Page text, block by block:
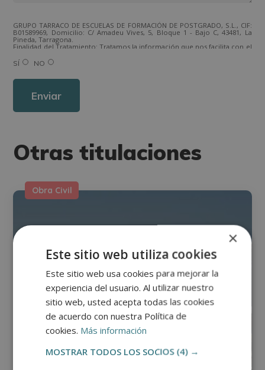
GRUPO TARRACO DE ESCUELAS DE FORMACIÓN DE POSTGRADO, S.L., CIF:
B01589969, Domicilio: C/ Amadeu Vives, 5, Bloque 1 - Bajo C, 43481, La
Pineda, Tarragona.
Finalidad del Tratamiento: Tratamos la información que nos facilita con el
los productos ofrecidos y otros tipo de productos que fueran de su
interés.
Derechos: Puede ejercitar sus derechos identificándose suficientemente,
Para más información consulte nuestra Política de Privacidad.
SÍ NO
Otras titulaciones
Obra Civil
×
Este sitio web utiliza cookies
Este sitio web usa cookies para mejorar la
experiencia del usuario. Al utilizar nuestro
sitio web, usted acepta todas las cookies
de acuerdo con nuestra Política de
cookies. Más información
MOSTRAR TODOS LOS SOCIOS (4) →